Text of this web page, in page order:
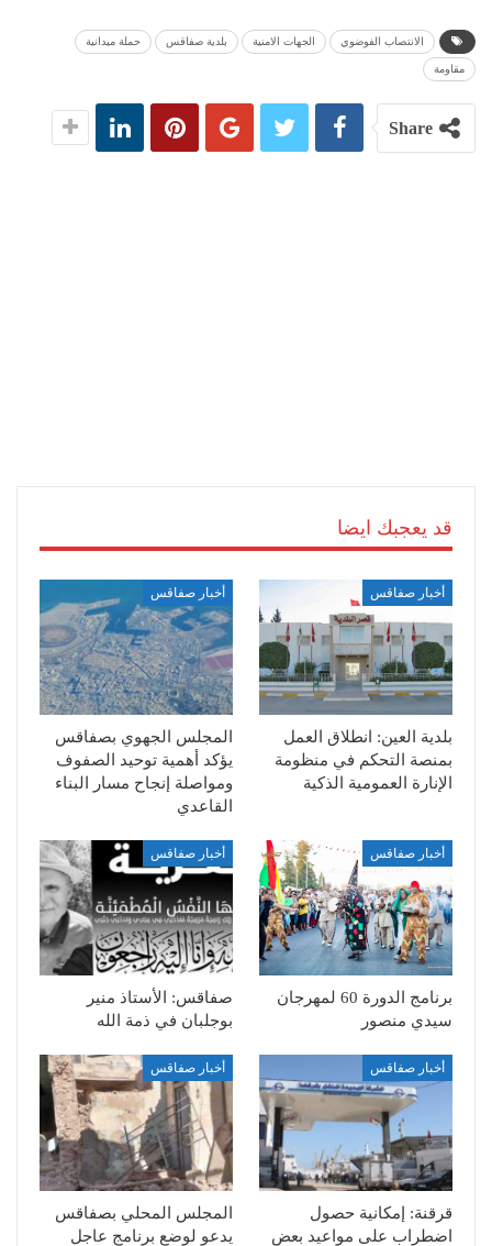
الانتصاب الفوضوي الجهات الامنية بلدية صفاقس حملة ميدانية
مقاومة
Share
قد يعجبك ايضا
أخبار صفاقس
بلدية العين: انطلاق العمل
بمنصة التحكم في منظومة
الإنارة العمومية الذكية
أخبار صفاقس
المجلس الجهوي بصفاقس
يؤكد أهمية توحيد الصفوف
ومواصلة إنجاح مسار البناء
القاعدي
أخبار صفاقس
برنامج الدورة 60 لمهرجان
سيدي منصور
أخبار صفاقس
صفاقس: الأستاذ منير
بوجلبان في ذمة الله
أخبار صفاقس
قرقنة: إمكانية حصول
اضطراب على مواعيد بعض
أخبار صفاقس
المجلس المحلي بصفاقس
يدعو لوضع برنامج عاجل